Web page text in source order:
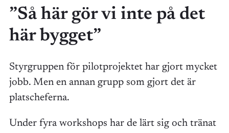
”Så här gör vi inte på det
här bygget”
Styrgruppen för pilotprojektet har gjort mycket
jobb. Men en annan grupp som gjort det är
platscheferna.
Under fyra workshops har de lärt sig och tränat